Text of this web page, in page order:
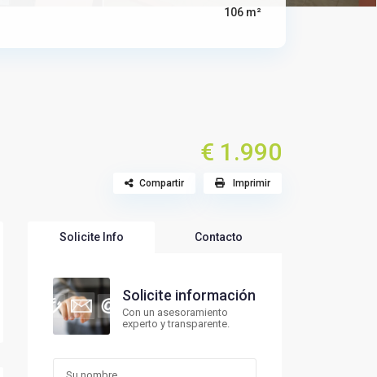
106 m²
€ 1.990
Compartir Imprimir
Solicite Info Contacto
Solicite información
Con un asesoramiento
experto y transparente.